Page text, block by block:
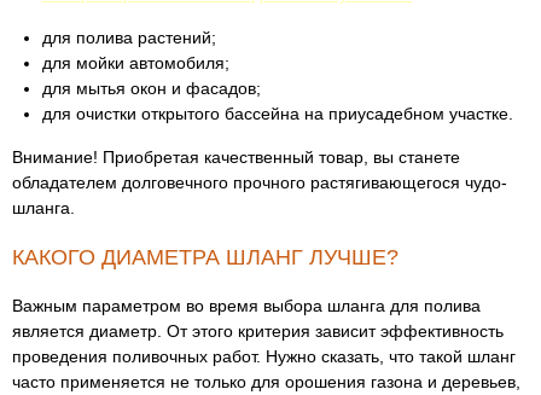
для полива растений;
для мойки автомобиля;
для мытья окон и фасадов;
для очистки открытого бассейна на приусадебном участке.
Внимание! Приобретая качественный товар, вы станете
обладателем долговечного прочного растягивающегося чудо-
шланга.
КАКОГО ДИАМЕТРА ШЛАНГ ЛУЧШЕ?
Важным параметром во время выбора шланга для полива
является диаметр. От этого критерия зависит эффективность
проведения поливочных работ. Нужно сказать, что такой шланг
часто применяется не только для орошения газона и деревьев,